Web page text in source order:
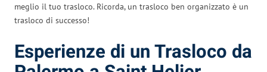
meglio il tuo trasloco. Ricorda, un trasloco ben organizzato è un
trasloco di successo!
Esperienze di un Trasloco da